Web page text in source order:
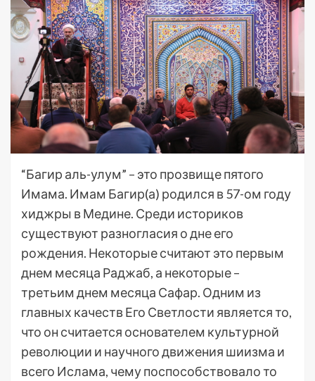
“Багир аль-улум” – это прозвище пятого
Имама. Имам Багир(а) родился в 57-ом году
хиджры в Медине. Среди историков
существуют разногласия о дне его
рождения. Некоторые считают это первым
днем месяца Раджаб, а некоторые –
третьим днем месяца Сафар. Одним из
главных качеств Его Светлости является то,
что он считается основателем культурной
революции и научного движения шиизма и
всего Ислама, чему поспособствовало то